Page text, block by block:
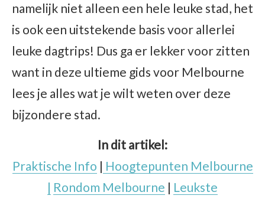
namelijk niet alleen een hele leuke stad, het
is ook een uitstekende basis voor allerlei
leuke dagtrips! Dus ga er lekker voor zitten
want in deze ultieme gids voor Melbourne
lees je alles wat je wilt weten over deze
bijzondere stad.
In dit artikel:
Praktische Info | Hoogtepunten Melbourne
| Rondom Melbourne | Leukste